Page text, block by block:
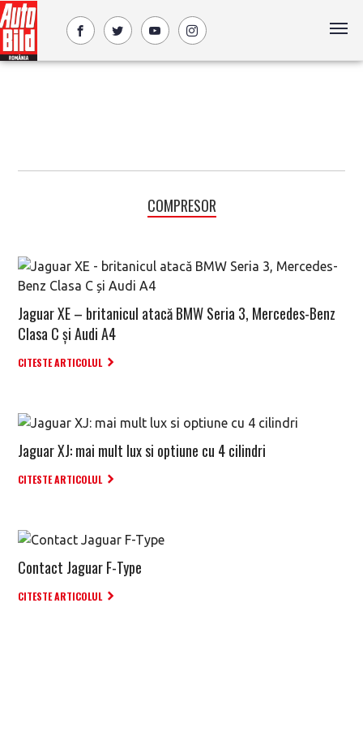
COMPRESOR
Jaguar XE – britanicul atacă BMW Seria 3, Mercedes-Benz
Clasa C și Audi A4
CITESTE ARTICOLUL
Jaguar XJ: mai mult lux si optiune cu 4 cilindri
CITESTE ARTICOLUL
Contact Jaguar F-Type
CITESTE ARTICOLUL